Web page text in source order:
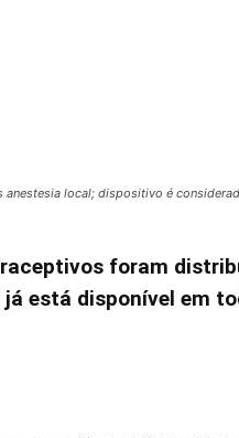
anestesia local; dispositivo é
foram
está disponível em